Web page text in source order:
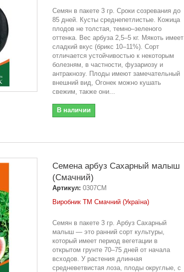
Семян в пакете 3 гр. Сроки созревания до
85 дней. Кусты среднепетлистые. Кожица
плодов не толстая, темно–зеленого
оттенка. Вес арбуза 2,5–5 кг. Мякоть имеет
сладкий вкус (брикс 10–11%). Сорт
отличается устойчивостью к некоторым
болезням, в частности, фузариозу и
антракнозу. Плоды имеют замечательный
внешний вид, Огонек можно кушать
свежим, также они...
В наличии
Семена арбуз Сахарный малыш
(Смачний)
Артикул: 0307СМ
Виробник ТМ Смачний (Україна)
Семян в пакете 3 гр. Арбуз Сахарный
малыш — это ранний сорт культуры,
который имеет период вегетации в
открытом грунте 70–75 дней от начала
всходов. У растения длинная
средневетвистая лоза, плоды округлые, с